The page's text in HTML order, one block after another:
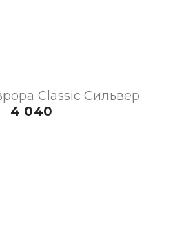
Classic Сильвер
4 040